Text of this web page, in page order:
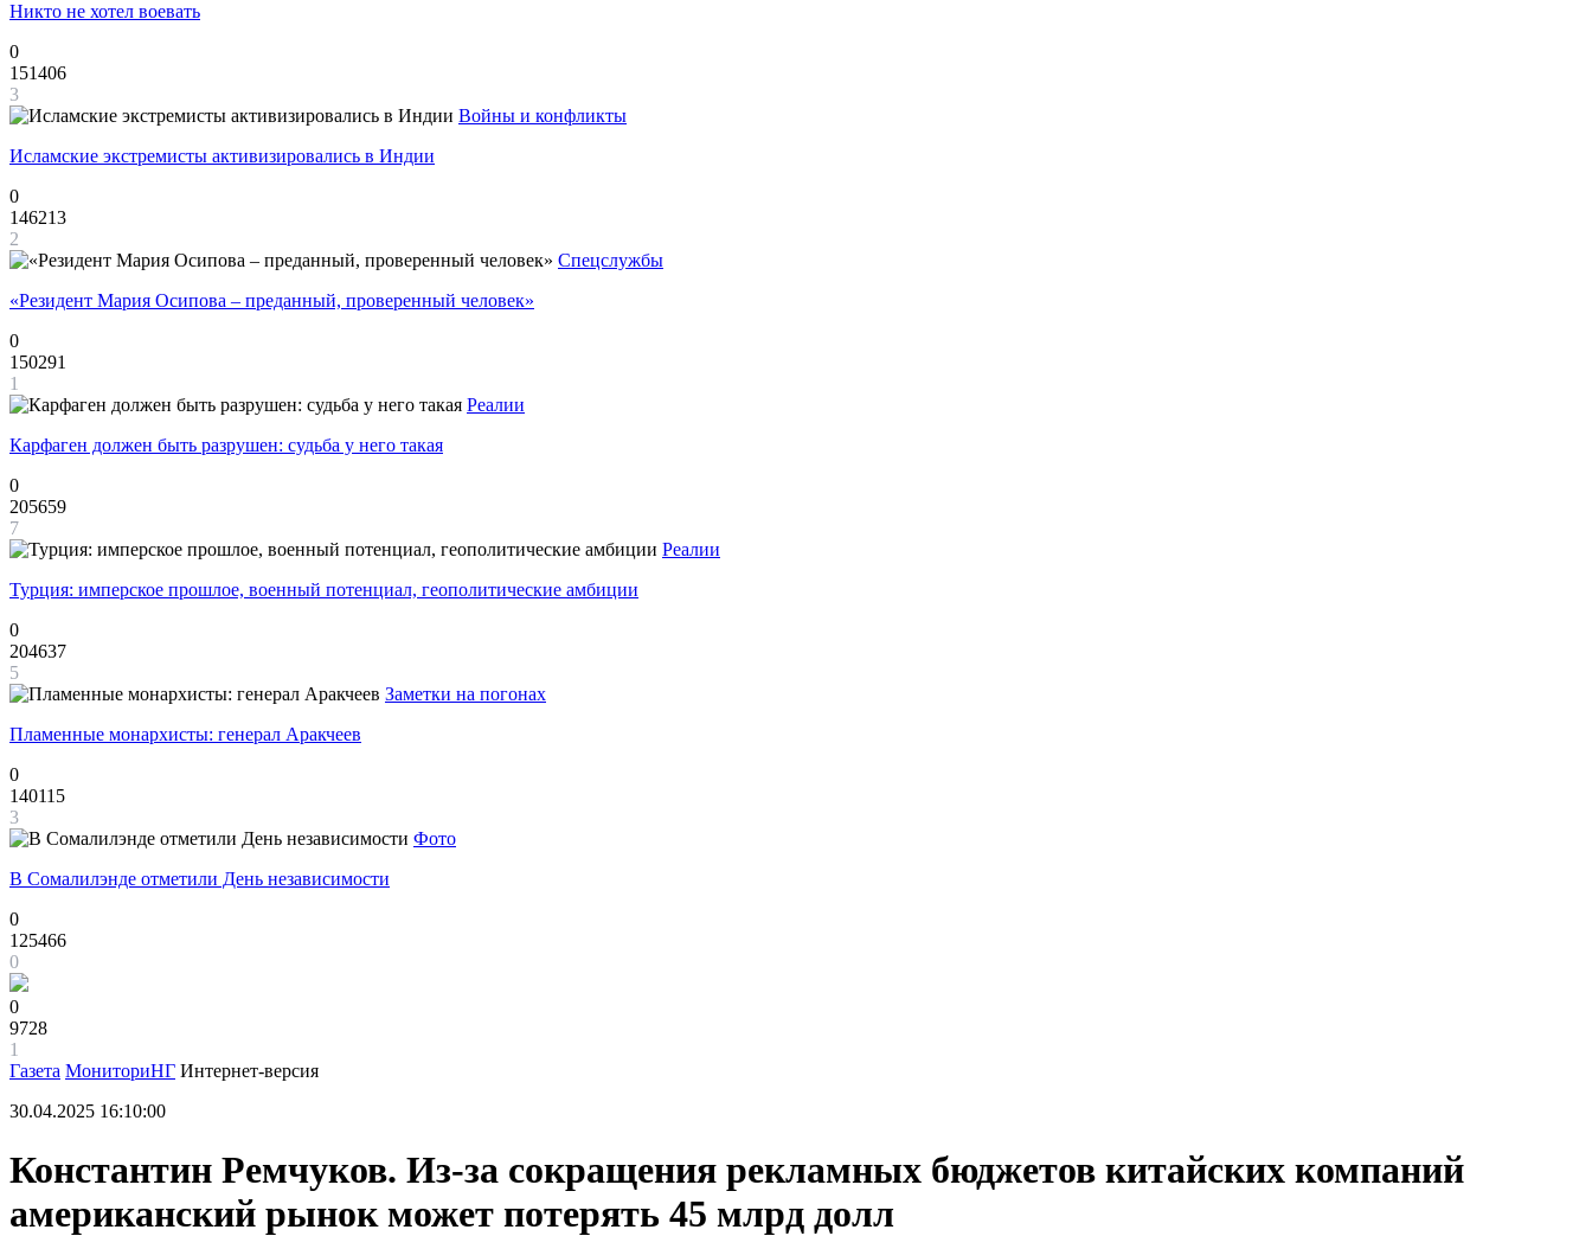
Никто не хотел воевать
0
151406
3
Войны и конфликты
Исламские экстремисты активизировались в Индии
0
146213
2
Спецслужбы
«Резидент Мария Осипова – преданный, проверенный человек»
0
150291
1
Реалии
Карфаген должен быть разрушен: судьба у него такая
0
205659
7
Реалии
Турция: имперское прошлое, военный потенциал, геополитические амбиции
0
204637
5
Заметки на погонах
Пламенные монархисты: генерал Аракчеев
0
140115
3
Фото
В Сомалилэнде отметили День независимости
0
125466
0
0
9728
1
Газета МониториНГ Интернет-версия
30.04.2025 16:10:00
Константин Ремчуков. Из-за сокращения рекламных бюджетов китайских компаний
американский рынок может потерять 45 млрд долл